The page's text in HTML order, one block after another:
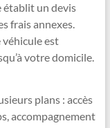
établit un devis
frais annexes.
véhicule est
votre domicile.
plans : accès
accompagnement